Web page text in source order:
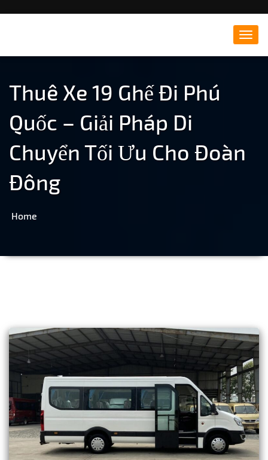
Đông Hà Travel – Du lịch
Quảng Trị
Thuê Xe 19 Ghế Đi Phú
Quốc – Giải Pháp Di
Chuyển Tối Ưu Cho Đoàn
Đông
Home